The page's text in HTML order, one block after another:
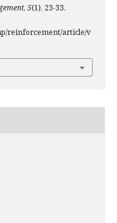
, 5(1), 23-33.
reinforcement/article/v